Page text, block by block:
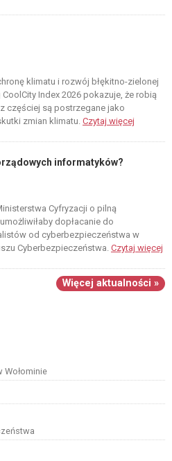
klimatu i rozwój błękitno-zielonej
Index 2026 pokazuje, że robią
częściej są postrzegane jako
zmian klimatu. Czytaj więcej
informatyków?
Cyfryzacji o pilną
dopłacanie do
od cyberbezpieczeństwa w
Cyberbezpieczeństwa. Czytaj więcej
Więcej aktualności »
Wołominie